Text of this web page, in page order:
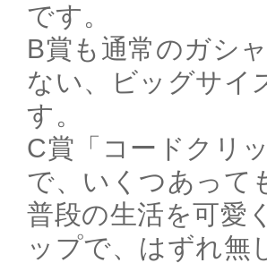
です。
B賞も通常のガシ
ない、ビッグサイ
す。
C賞「コードクリ
で、いくつあって
普段の生活を可愛
ップで、はずれ無